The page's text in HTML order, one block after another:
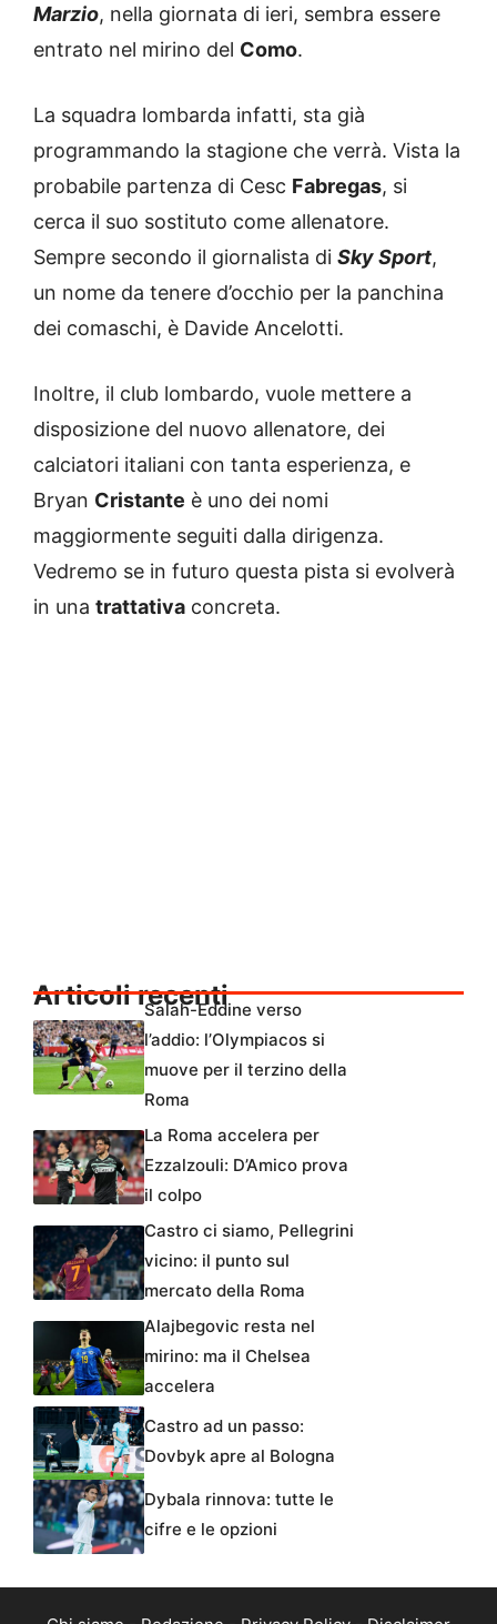
Marzio, nella giornata di ieri, sembra essere
entrato nel mirino del Como.
La squadra lombarda infatti, sta già
programmando la stagione che verrà. Vista la
probabile partenza di Cesc Fabregas, si
cerca il suo sostituto come allenatore.
Sempre secondo il giornalista di Sky Sport,
un nome da tenere d’occhio per la panchina
dei comaschi, è Davide Ancelotti.
Inoltre, il club lombardo, vuole mettere a
disposizione del nuovo allenatore, dei
calciatori italiani con tanta esperienza, e
Bryan Cristante è uno dei nomi
maggiormente seguiti dalla dirigenza.
Vedremo se in futuro questa pista si evolverà
in una trattativa concreta.
Articoli recenti
Salah-Eddine verso
l’addio: l’Olympiacos si
muove per il terzino della
Roma
La Roma accelera per
Ezzalzouli: D’Amico prova
il colpo
Castro ci siamo, Pellegrini
vicino: il punto sul
mercato della Roma
Alajbegovic resta nel
mirino: ma il Chelsea
accelera
Castro ad un passo:
Dovbyk apre al Bologna
Dybala rinnova: tutte le
cifre e le opzioni